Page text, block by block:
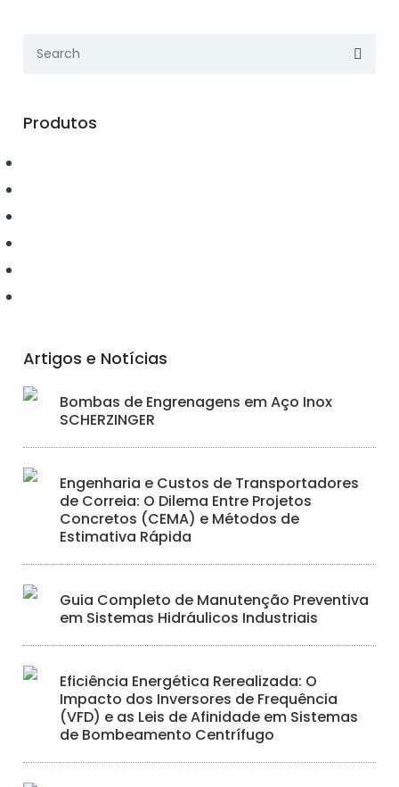
Produtos
Artigos e Notícias
Bombas de Engrenagens em Aço Inox
SCHERZINGER
Engenharia e Custos de Transportadores
de Correia: O Dilema Entre Projetos
Concretos (CEMA) e Métodos de
Estimativa Rápida
Guia Completo de Manutenção Preventiva
em Sistemas Hidráulicos Industriais
Eficiência Energética Rerealizada: O
Impacto dos Inversores de Frequência
(VFD) e as Leis de Afinidade em Sistemas
de Bombeamento Centrífugo